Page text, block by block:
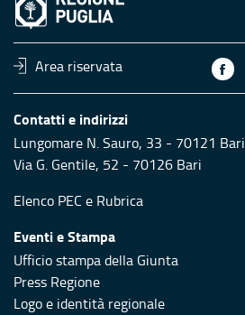
Area riservata
Contatti e indirizzi
Lungomare N. Sauro, 33 - 70121 Bari
Via G. Gentile, 52 - 70126 Bari
Elenco PEC e Rubrica
Eventi e Stampa
Ufficio stampa della Giunta
Press Regione
Logo e identità regionale